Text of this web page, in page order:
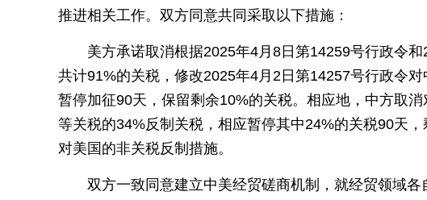
推进相关工作。双方同意共同采取以下措施：
美方承诺取消根据2025年4月8日第14259号行政令
共计91%的关税，修改2025年4月2日第14257号行政令
暂停加征90天，保留剩余10%的关税。相应地，中方取
等关税的34%反制关税，相应暂停其中24%的关税90天
对美国的非关税反制措施。
双方一致同意建立中美经贸磋商机制，就经贸领域